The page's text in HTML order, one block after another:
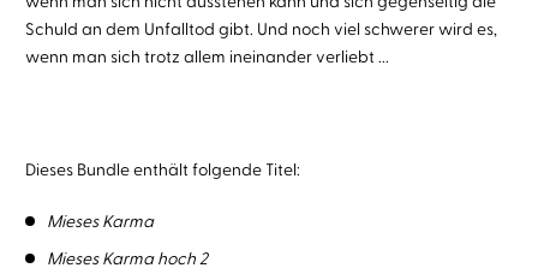
Schuld an dem Unfalltod gibt. Und noch viel schwerer wird es,
wenn man sich trotz allem ineinander verliebt ...
Dieses Bundle enthält folgende Titel:
Mieses Karma
Mieses Karma hoch 2